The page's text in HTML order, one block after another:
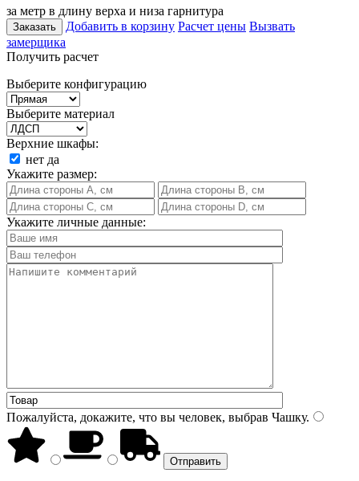
за метр в длину верха и низа гарнитура
Заказать Добавить в корзину Расчет цены Вызвать
замерщика
Получить расчет
Выберите конфигурацию
Выберите материал
Верхние шкафы:
нет да
Укажите размер:
Укажите личные данные:
Пожалуйста, докажите, что вы человек, выбрав Чашку.